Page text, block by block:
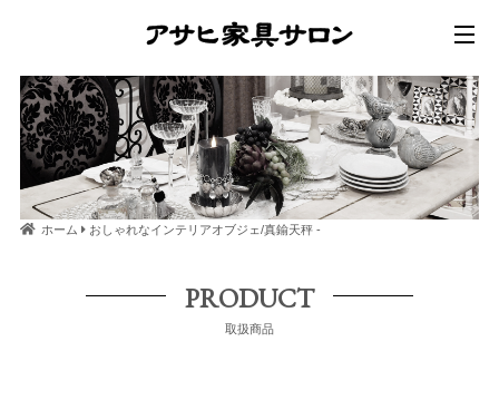
ホーム おしゃれなインテリアオブジェ/真鍮天秤 -
PRODUCT
取扱商品